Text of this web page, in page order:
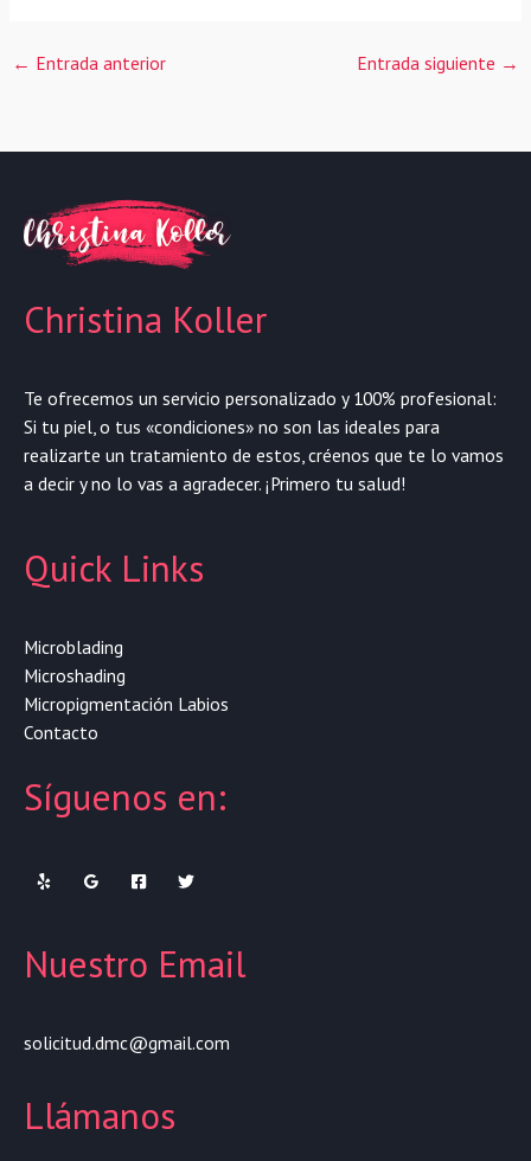
← Entrada anterior Entrada siguiente →
Christina Koller
Te ofrecemos un servicio personalizado y 100% profesional:
Si tu piel, o tus «condiciones» no son las ideales para
realizarte un tratamiento de estos, créenos que te lo vamos
a decir y no lo vas a agradecer. ¡Primero tu salud!
Quick Links
Microblading
Microshading
Micropigmentación Labios
Contacto
Síguenos en:
Nuestro Email
solicitud.dmc@gmail.com
Llámanos